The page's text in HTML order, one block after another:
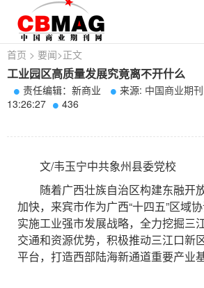
首页 > 要闻>正文
工业园区高质量发展究竟离不开什么
责任编辑：新商业 来源: 中国商业期刊
13:26:27
436
文/韦玉宁中共象州县委党校
随着广西壮族自治区构建东融开
加快，来宾市作为广西“十四五”区域
实施工业强市发展战略，全力挖掘三
交通和资源优势，积极推动三江口新
平台，打造西部陆海新通道重要产业基